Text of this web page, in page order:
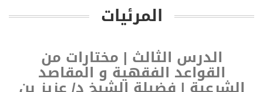
المرئيات
الدرس الثالث | مختارات من
القواعد الفقهية و المقاصد